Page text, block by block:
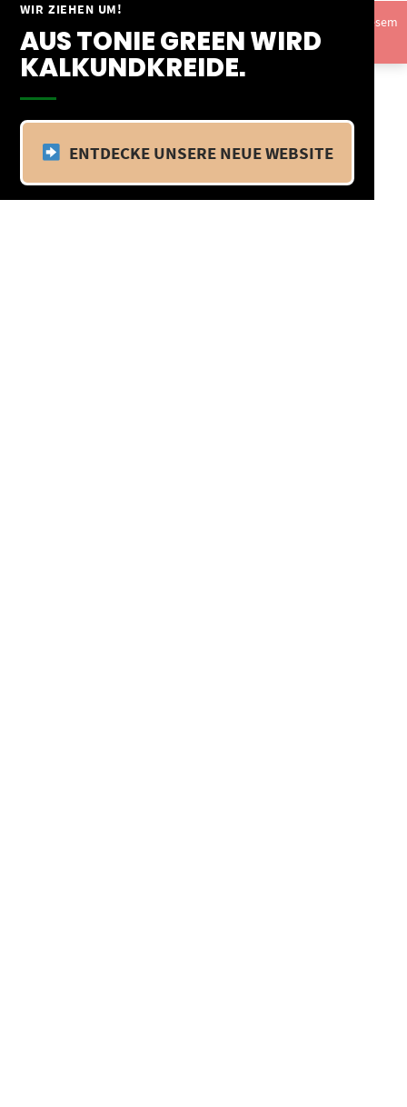
WIR ZIEHEN UM!
AUS TONIE GREEN WIRD
KALKUNDKREIDE.
ENTDECKE UNSERE NEUE WEBSITE
Springe
Inhalt
Vom 09.04.25 - 20.04.25 befinden wir uns im Betriebsurlaub. In diesem
Zeitraum findet kein Versand statt.Ausblenden